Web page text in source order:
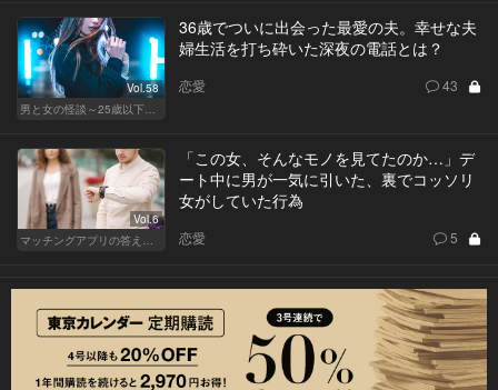
Vol.58
男と女の怪談～25歳以下閲覧禁止～
36歳でついに出会った最愛の夫。幸せな夫
婦生活を打ち砕いた深夜の電話とは？
恋愛 43
Vol.6
マッチングアプリの答えあわせ【A】
「この女、そんなモノを見てたのか…」デ
ート中に男が一気に引いた、裏でコッソリ
女がしていた行為
恋愛 5